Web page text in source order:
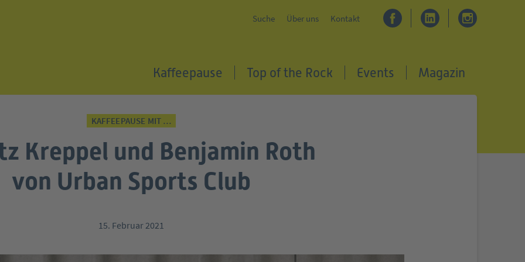
Suche Über uns Kontakt
Kaffeepause Top of the Rock Events Magazin
KAFFEEPAUSE MIT …
Kreppel und Benjamin Roth
von Urban Sports Club
15. Februar 2021